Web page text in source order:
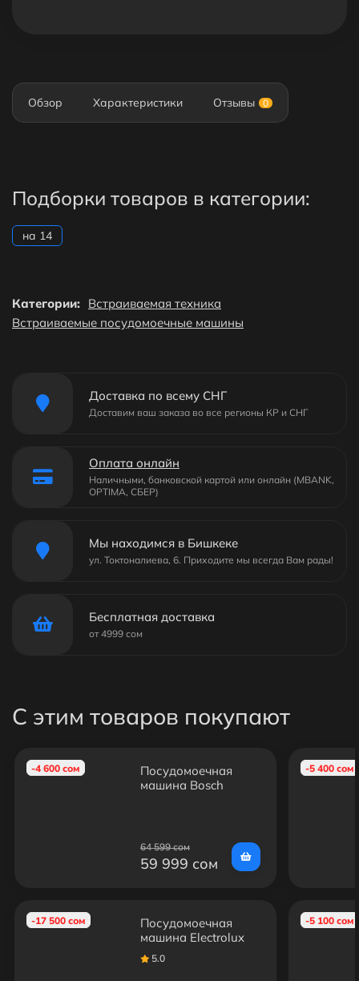
Обзор Характеристики Отзывы 0
Подборки товаров в категории:
на 14
Категории: Встраиваемая техника
Встраиваемые посудомоечные машины
Доставка по всему СНГ
Доставим ваш заказа во все регионы КР и СНГ
Оплата онлайн
Наличными, банковской картой или онлайн (MBANK,
OPTIMA, СБЕР)
Мы находимся в Бишкеке
ул. Токтоналиева, 6. Приходите мы всегда Вам рады!
Бесплатная доставка
от 4999 сом
С этим товаров покупают
-4 600 сом
Посудомоечная
машина Bosch
64 599 сом
59 999 сом
-17 500 сом
Посудомоечная
машина Electrolux
ESF9452LOW
5.0
-5 400 сом
-5 100 сом